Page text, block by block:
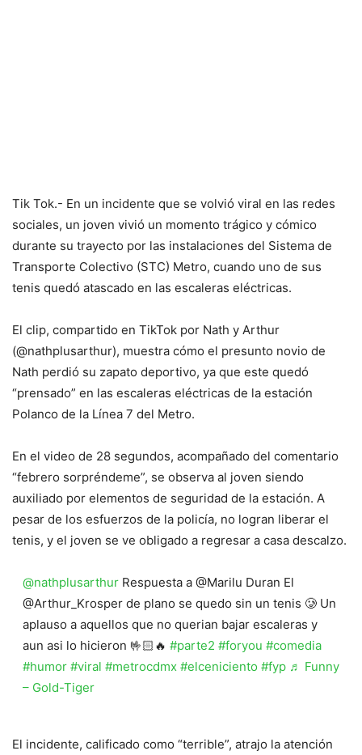
Tik Tok.- En un incidente que se volvió viral en las redes
sociales, un joven vivió un momento trágico y cómico
durante su trayecto por las instalaciones del Sistema de
Transporte Colectivo (STC) Metro, cuando uno de sus
tenis quedó atascado en las escaleras eléctricas.
El clip, compartido en TikTok por Nath y Arthur
(@nathplusarthur), muestra cómo el presunto novio de
Nath perdió su zapato deportivo, ya que este quedó
“prensado” en las escaleras eléctricas de la estación
Polanco de la Línea 7 del Metro.
En el video de 28 segundos, acompañado del comentario
“febrero sorpréndeme”, se observa al joven siendo
auxiliado por elementos de seguridad de la estación. A
pesar de los esfuerzos de la policía, no logran liberar el
tenis, y el joven se ve obligado a regresar a casa descalzo.
@nathplusarthurRespuesta a @Marilu Duran El
@Arthur_Krosper de plano se quedo sin un tenis 🥲 Un
aplauso a aquellos que no querian bajar escaleras y
aun asi lo hicieron 🤟🏻🔥 #parte2 #foryou #comedia
#humor #viral #metrocdmx #elceniciento #fyp ♬ Funny
– Gold-Tiger
El incidente, calificado como “terrible”, atrajo la atención